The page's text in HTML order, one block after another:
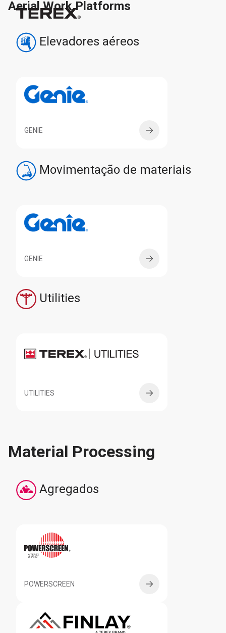
Aerial Work Platforms
Elevadores aéreos
GENIE
Movimentação de materiais
GENIE
Utilities
UTILITIES
Material Processing
Agregados
POWERSCREEN